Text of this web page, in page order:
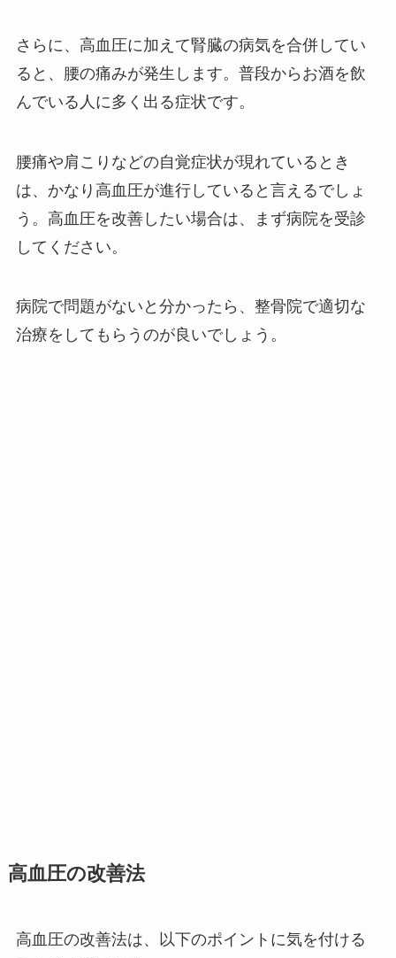
さらに、高血圧に加えて腎臓の病気を合併してい
ると、腰の痛みが発生します。普段からお酒を飲
んでいる人に多く出る症状です。
腰痛や肩こりなどの自覚症状が現れているとき
は、かなり高血圧が進行していると言えるでしょ
う。高血圧を改善したい場合は、まず病院を受診
してください。
病院で問題がないと分かったら、整骨院で適切な
治療をしてもらうのが良いでしょう。
高血圧の改善法
高血圧の改善法は、以下のポイントに気を付ける